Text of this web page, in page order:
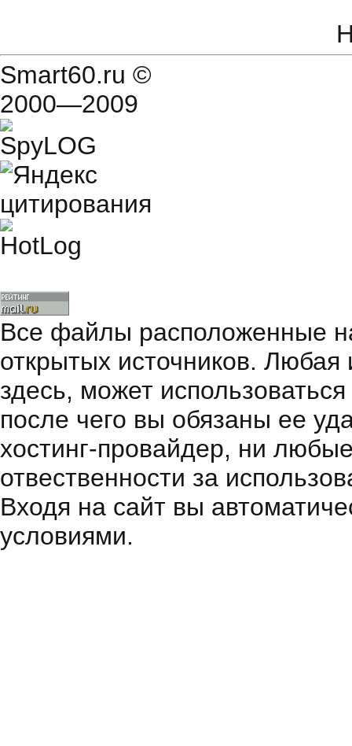
Smart60.ru ©
2000—2009
Все файлы расположенные
открытых источников.
здесь, может
после чего вы обязаны ее
хостинг-провайдер, ни
отвественности за
Входя на сайт вы
условиями.